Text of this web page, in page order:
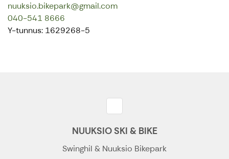
nuuksio.bikepark@gmail.com
040-541 8666
Y-tunnus: 1629268-5
NUUKSIO SKI & BIKE
Swinghil & Nuuksio Bikepark